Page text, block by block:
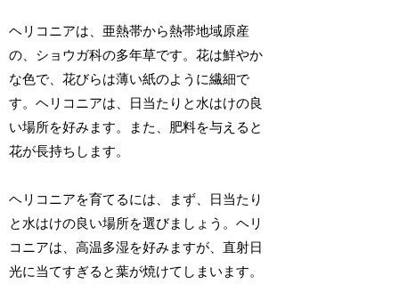
ヘリコニアは、亜熱帯から熱帯地域原産
の、ショウガ科の多年草です。花は鮮やか
な色で、花びらは薄い紙のように繊細で
す。ヘリコニアは、日当たりと水はけの良
い場所を好みます。また、肥料を与えると
花が長持ちします。
ヘリコニアを育てるには、まず、日当たり
と水はけの良い場所を選びましょう。ヘリ
コニアは、高温多湿を好みますが、直射日
光に当てすぎると葉が焼けてしまいます。